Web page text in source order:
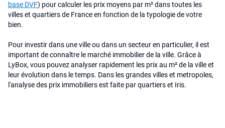
base DVF) pour calculer les prix moyens par m² dans toutes les
villes et quartiers de France en fonction de la typologie de votre
bien.
Pour investir dans une ville ou dans un secteur en particulier, il est
important de connaître le marché immobilier de la ville. Grâce à
LyBox, vous pouvez analyser rapidement les prix au m² de la ville et
leur évolution dans le temps. Dans les grandes villes et metropoles,
l'analyse des prix immobiliers est faite par quartiers et Iris.